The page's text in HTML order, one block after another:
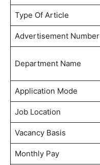
Type Of Article
Advertisement Number
Department Name
Application Mode
Job Location
Vacancy Basis
Monthly Pay